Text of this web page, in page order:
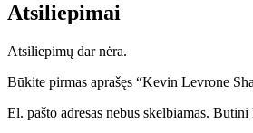
Atsiliepimai
Atsiliepimų dar nėra.
Būkite pirmas aprašęs “Kevin Levrone
El. pašto adresas nebus skelbiamas. Būtini